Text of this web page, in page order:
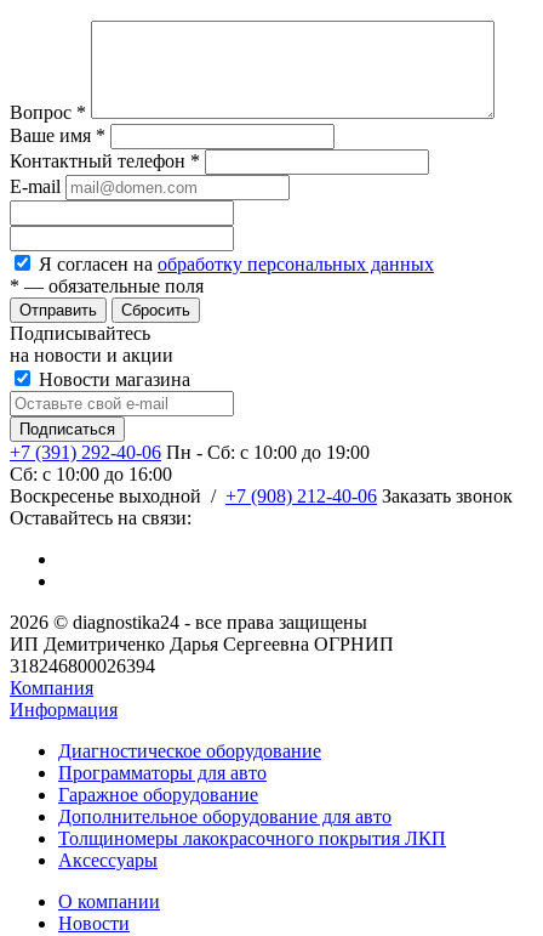
Вопрос *
Ваше имя *
Контактный телефон *
E-mail
Я согласен на обработку персональных данных
* — обязательные поля
Сбросить
Подписывайтесь
на новости и акции
Новости магазина
+7 (391) 292-40-06 Пн - Сб: c 10:00 до 19:00
Сб: c 10:00 до 16:00
​Воскресенье выходной / +7 (908) 212-40-06 Заказать звонок
Оставайтесь на связи:
2026 © diagnostika24 - все права защищены
ИП Демитриченко Дарья Сергеевна ОГРНИП
318246800026394
Компания
Информация
Диагностическое оборудование
Программаторы для авто
Гаражное оборудование
Дополнительное оборудование для авто
Толщиномеры лакокрасочного покрытия ЛКП
Аксессуары
О компании
Новости